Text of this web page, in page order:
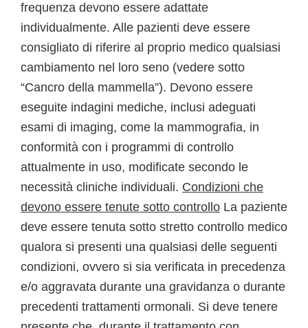
frequenza devono essere adattate
individualmente. Alle pazienti deve essere
consigliato di riferire al proprio medico qualsiasi
cambiamento nel loro seno (vedere sotto
“Cancro della mammella”). Devono essere
eseguite indagini mediche, inclusi adeguati
esami di imaging, come la mammografia, in
conformità con i programmi di controllo
attualmente in uso, modificate secondo le
necessità cliniche individuali. Condizioni che
devono essere tenute sotto controllo La paziente
deve essere tenuta sotto stretto controllo medico
qualora si presenti una qualsiasi delle seguenti
condizioni, ovvero si sia verificata in precedenza
e/o aggravata durante una gravidanza o durante
precedenti trattamenti ormonali. Si deve tenere